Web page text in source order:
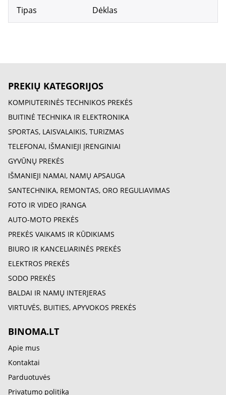
Tipas Dėklas
PREKIŲ KATEGORIJOS
KOMPIUTERINĖS TECHNIKOS PREKĖS
BUITINĖ TECHNIKA IR ELEKTRONIKA
SPORTAS, LAISVALAIKIS, TURIZMAS
TELEFONAI, IŠMANIEJI ĮRENGINIAI
GYVŪNŲ PREKĖS
IŠMANIEJI NAMAI, NAMŲ APSAUGA
SANTECHNIKA, REMONTAS, ORO REGULIAVIMAS
FOTO IR VIDEO ĮRANGA
AUTO-MOTO PREKĖS
PREKĖS VAIKAMS IR KŪDIKIAMS
BIURO IR KANCELIARINĖS PREKĖS
ELEKTROS PREKĖS
SODO PREKĖS
BALDAI IR NAMŲ INTERJERAS
VIRTUVĖS, BUITIES, APYVOKOS PREKĖS
BINOMA.LT
Apie mus
Kontaktai
Parduotuvės
Privatumo politika